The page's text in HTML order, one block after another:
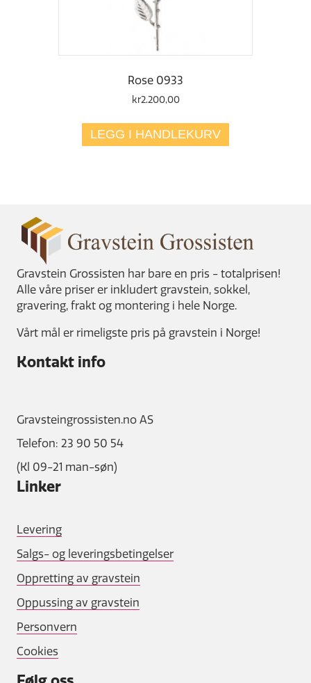
Rose 0933
kr2.200,00
LEGG I HANDLEKURV
Gravstein Grossisten har bare en pris - totalprisen!
Alle våre priser er inkludert gravstein, sokkel,
gravering, frakt og montering i hele Norge.
Vårt mål er rimeligste pris på gravstein i Norge!
Kontakt info
Gravsteingrossisten.no AS
Telefon: 23 90 50 54
(Kl 09-21 man-søn)
Linker
Levering
Salgs- og leveringsbetingelser
Oppretting av gravstein
Oppussing av gravstein
Personvern
Cookies